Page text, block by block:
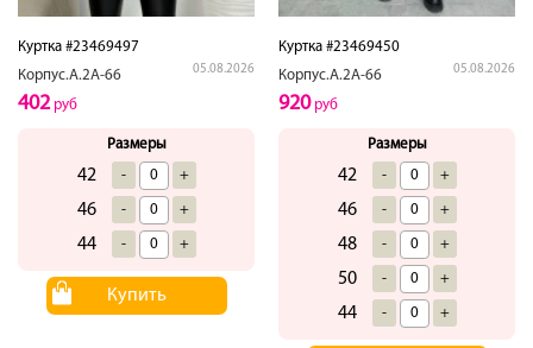
Куртка #23469497
Корпус.А.2А-66
05.08.2026
402руб
Размеры
42 - +
46 - +
44 - +
Купить
Куртка #23469450
Корпус.А.2А-66
05.08.2026
920руб
Размеры
42 - +
46 - +
48 - +
50 - +
44 - +